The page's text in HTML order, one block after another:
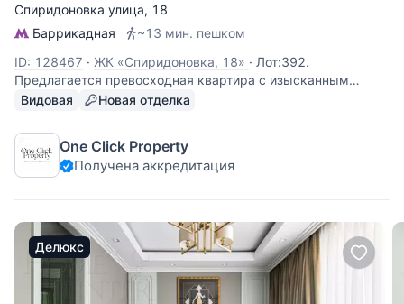
Спиридоновка улица, 18
Баррикадная
~13 мин. пешком
ID: 128467 · ЖК «Спиридоновка, 18» · Лот:392.
Предлагается превосходная квартира с изысканным
ремонтом. Планировка включает, кухню гостиную, отлично
комфортабельную зону отдыха. Основная мастер-спальня
имеет ванную комнату и лоджию с
Видовая Новая отделка
One Click Property
Получена аккредитация
Делюкс